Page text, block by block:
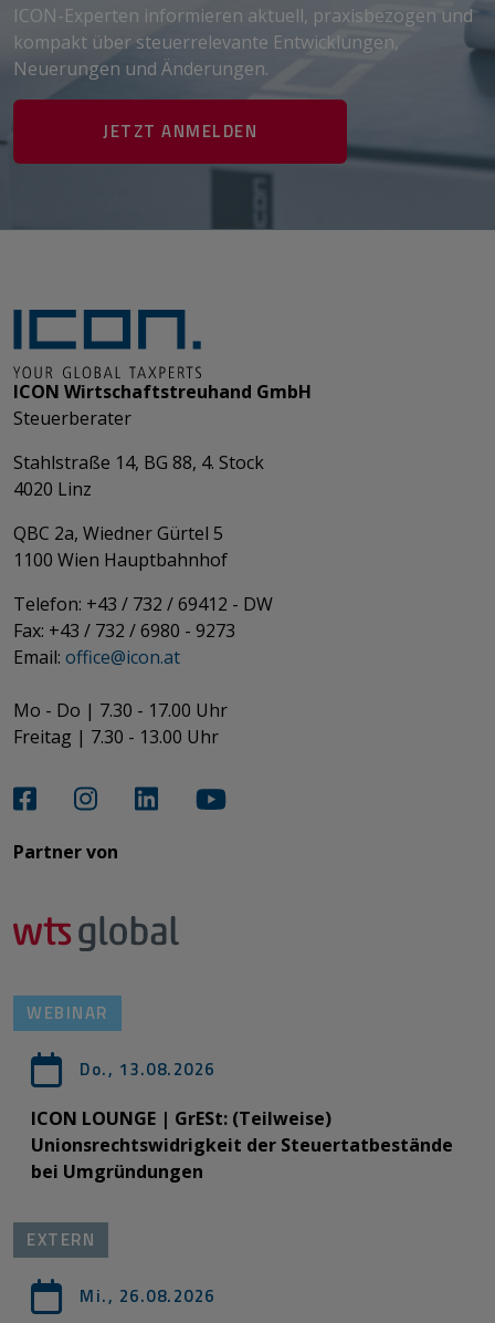
​​​​​​​ICON-Experten informieren aktuell, praxisbezogen und
kompakt über steuerrelevante Entwicklungen,
Neuerungen und Änderungen.
JETZT ANMELDEN
ICON Wirtschaftstreuhand GmbH
Steuerberater
Stahlstraße 14, BG 88, 4. Stock
4020 Linz
QBC 2a, Wiedner Gürtel 5
​​​​​​​1100 Wien Hauptbahnhof
Telefon: +43 / 732 / 69412 - DW
Fax: +43 / 732 / 6980 - 9273
​​​​​​​Email: office@­icon.at
Mo - Do | 7.30 - 17.00 Uhr
Freitag | 7.30 - 13.00 Uhr​​​​​​​
Partner von​​​​​​
WEBINAR
Do., 13.08.2026
ICON LOUNGE | GrESt: (Teilweise)
Unionsrechtswidrigkeit der Steuertatbestände
bei Umgründungen
EXTERN
Mi., 26.08.2026